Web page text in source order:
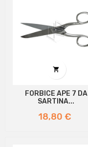

FORBICE APE 7 DA
SARTINA...
Prezzo
18,80 €